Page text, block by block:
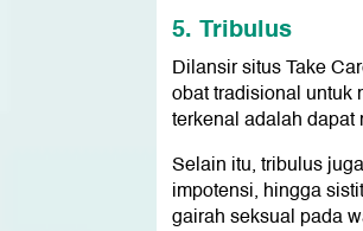
5. Tribulus
Dilansir situs Take
obat tradisional untuk
terkenal adalah dapat
Selain itu, tribulus
impotensi, hingga
gairah seksual pada